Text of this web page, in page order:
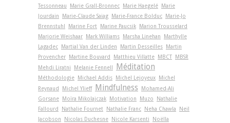
Tessonneau
Marie Grall-Bronnec Marie Haegelé
Marie
Jourdain
Marie-Claude Saiag Marie-France Bolduc
Marie-Jo
Brennstuhl
Marine Fort Marine Paucsik
Marion Trousselard
Marjorie Weishaar
Mark Williams Marsha Linehan
Marthylle
Lagadec
Martial Van der Linden Martin Desseilles
Martin
Provencher
Martine Bouvard Matthieu Villatte MBCT
MBSR
Mehdi Liratni
Melanie Fennell Méditation
Méthodologie Michael Addis Michel Lejoyeux
Michel
Reynaud
Michel Ylieff Mindfulness
Mohamed-Ali
Gorsane
Moïra Mikolajczak Motivation Muzo
Nathalie
Fallourd
Nathalie Fournet Nathalie Franc Neha Chawla
Neil
Jacobson
Nicolas Duchesne Nicole Karsenti
Noëlla